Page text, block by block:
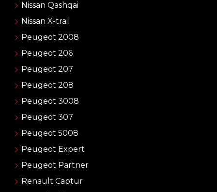
Nissan Qashqai
Nissan X-trail
Peugeot 2008
Peugeot 206
Peugeot 207
Peugeot 208
Peugeot 3008
Peugeot 307
Peugeot 5008
Peugeot Expert
Peugeot Partner
Renault Captur